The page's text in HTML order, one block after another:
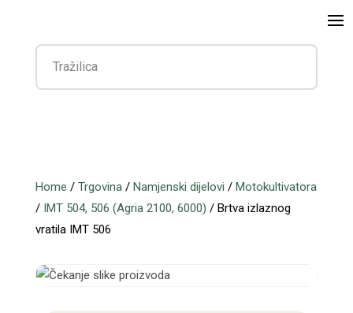
Home / Trgovina/ Namjenski dijelovi / Motokultivatora
/ IMT 504, 506 (Agria 2100, 6000) / Brtva izlaznog
vratila IMT 506